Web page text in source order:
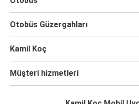
Adana
Malatya
Otobüs Güzergahları
Kamil Koç
Müşteri hizmetleri